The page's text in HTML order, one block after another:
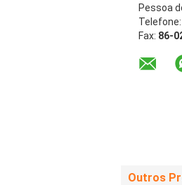
Pessoa
Telefone:
Fax: 86-
Outros